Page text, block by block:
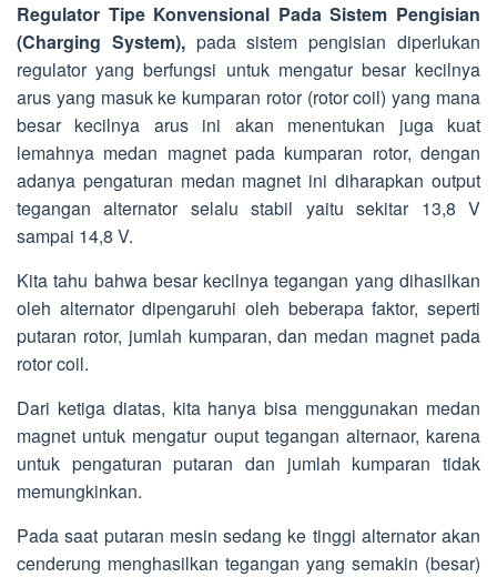
Regulator Tipe Konvensional Pada Sistem Pengisian
(Charging System),pada sistem pengisian diperlukan
regulator yang berfungsi untuk mengatur besar kecilnya
arus yang masuk ke kumparan rotor (rotor coil) yang mana
besar kecilnya arus ini akan menentukan juga kuat
lemahnya medan magnet pada kumparan rotor, dengan
adanya pengaturan medan magnet ini diharapkan output
tegangan alternator selalu stabil yaitu sekitar 13,8 V
sampai 14,8 V.
Kita tahu bahwa besar kecilnya tegangan yang dihasilkan
oleh alternator dipengaruhi oleh beberapa faktor, seperti
putaran rotor, jumlah kumparan, dan medan magnet pada
rotor coil.
Dari ketiga diatas, kita hanya bisa menggunakan medan
magnet untuk mengatur ouput tegangan alternaor, karena
untuk pengaturan putaran dan jumlah kumparan tidak
memungkinkan.
Pada saat putaran mesin sedang ke tinggi alternator akan
cenderung menghasilkan tegangan yang semakin (besar)